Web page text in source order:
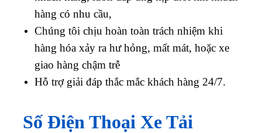
hàng có nhu cầu,
Chúng tôi chịu hoàn toàn trách nhiệm khi
hàng hóa xảy ra hư hỏng, mất mát, hoặc xe
giao hàng chậm trễ
Hỗ trợ giải đáp thắc mắc khách hàng 24/7.
Số Điện Thoại Xe Tải